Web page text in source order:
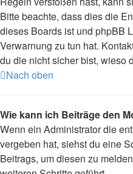
Bitte beachte, dass dies die
dieses Boards ist und phpBB
Verwarnung zu tun hat.
du die nicht sicher bist, wieso
Nach oben
Wie kann ich Beiträge den
Wenn ein Administrator die
vergeben hat, siehst du eine
Beitrags, um diesen zu